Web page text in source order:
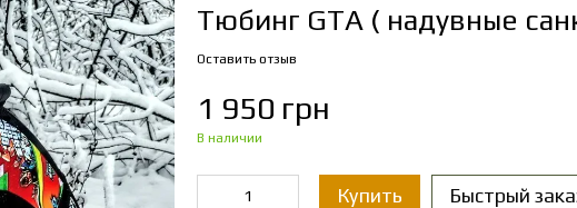
Тюбинг GTA ( надувные
Оставить отзыв
1 950 грн
В наличии
Купить Быстрый